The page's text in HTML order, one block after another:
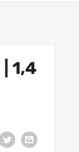
1,4